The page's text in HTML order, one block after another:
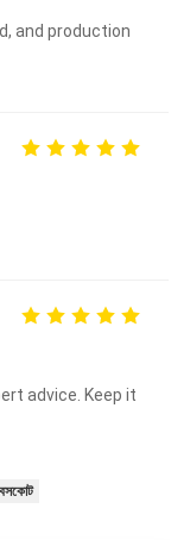
and production
advice. Keep it